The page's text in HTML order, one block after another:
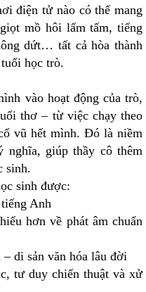
điện tử nào có thể mang
mồ hôi lấm tấm, tiếng
dứt… tất cả hòa thành
học trò.
vào hoạt động của trò,
thơ – từ việc chạy theo
vũ hết mình. Đó là niềm
nghĩa, giúp thầy cô thêm
sinh.
sinh được:
Anh
hơn về phát âm chuẩn
di sản văn hóa lâu đời
tư duy chiến thuật và xử